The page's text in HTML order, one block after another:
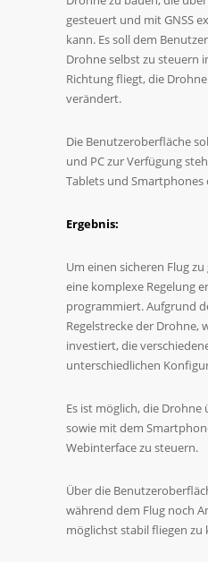
gesteuert und mit GNSS
kann. Es soll dem
Drohne selbst zu steuern
Richtung fliegt, die
verändert.
Die Benutzeroberfläche
und PC zur Verfügung
Tablets und
Ergebnis:
Um einen sicheren Flug
eine komplexe Regelung
programmiert. Aufgrund
Regelstrecke der Drohne,
investiert, die
unterschiedlichen
Es ist möglich, die
sowie mit dem
Webinterface zu steuern.
Über die
während dem Flug noch
möglichst stabil fliegen zu